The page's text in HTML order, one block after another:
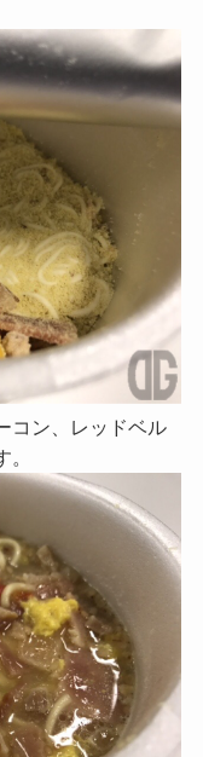
コン、レッドベル